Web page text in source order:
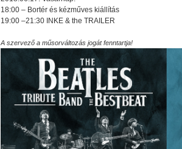
18:00 – Bortér és kézműves kiállítás
19:00 –21:30 INKE & the TRAILER
A szervező a műsorváltozás jogát fenntartja!